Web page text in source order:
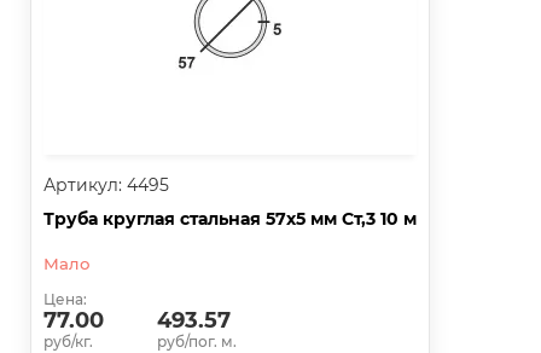
Артикул: 4495
Труба круглая стальная 57х5 мм Ст,3 10 м
Мало
Цена:
77.00
руб/кг.
493.57
руб/пог. м.